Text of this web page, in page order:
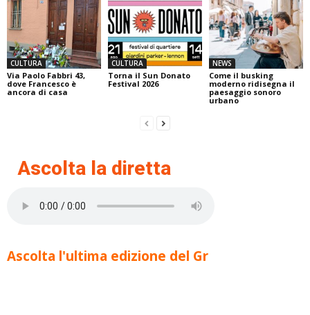
CULTURA
Via Paolo Fabbri 43,
dove Francesco è
ancora di casa
CULTURA
Torna il Sun Donato
Festival 2026
NEWS
Come il busking
moderno ridisegna il
paesaggio sonoro
urbano
Ascolta la diretta
Ascolta l'ultima edizione del Gr